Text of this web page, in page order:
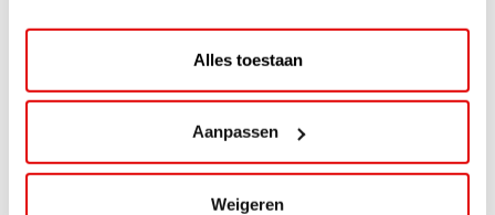
Alles toestaan
Aanpassen
Weigeren